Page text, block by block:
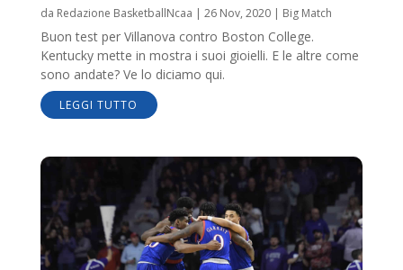
da Redazione BasketballNcaa | 26 Nov, 2020| Big Match
Buon test per Villanova contro Boston College.
Kentucky mette in mostra i suoi gioielli. E le altre come
sono andate? Ve lo diciamo qui.
LEGGI TUTTO